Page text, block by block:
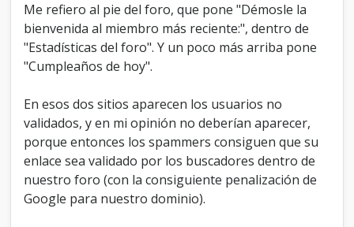
Me refiero al pie del foro, que pone "Démosle la
bienvenida al miembro más reciente:", dentro de
"Estadísticas del foro". Y un poco más arriba pone
"Cumpleaños de hoy".
En esos dos sitios aparecen los usuarios no
validados, y en mi opinión no deberían aparecer,
porque entonces los spammers consiguen que su
enlace sea validado por los buscadores dentro de
nuestro foro (con la consiguiente penalización de
Google para nuestro dominio).